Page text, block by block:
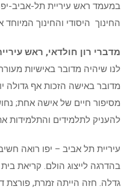
במעמד ראש עיריית תל-אביב-
החינוך היסודי והחינוך המיוחד
מדברי רון חולדאי, ראש
לנו שיהיה מדובר באישיות
מדובר באישה הזכות אף גדולה
מסיפור חיים של אישה אחת;
להעניק לתלמידים והתלמידות
עיריית תל אביב – יפו רואה
בהדרגה לייצוג הולם. קריאת
גדלה. חזה הייתה זמרת, פורצת